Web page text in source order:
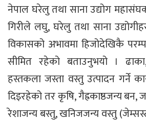
नेपाल घरेलु तथा साना उद्योग
गिरीले लघु, घरेलु तथा साना
विकासको अभावमा हिजोदेखिकै
सीमित रहेको बताउनुभयो ।
हस्तकला जस्ता वस्तु उत्पादन गर्ने
दिइरहेको तर कृषि, गैह्रकाष्ठजन्य बन,
रेशाजन्य बस्तु, खनिजजन्य वस्तु